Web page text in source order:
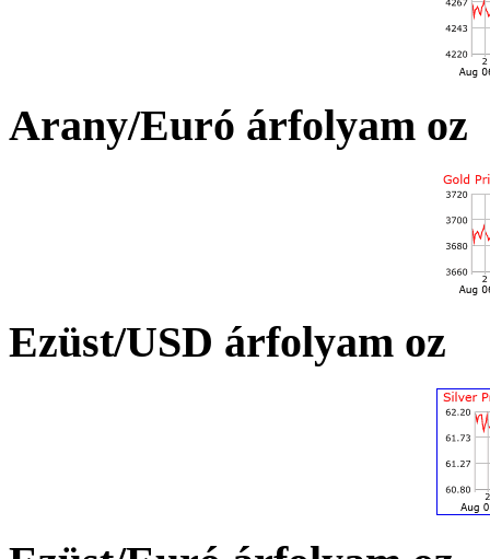
Arany/Euró árfolyam oz
Ezüst/USD árfolyam oz